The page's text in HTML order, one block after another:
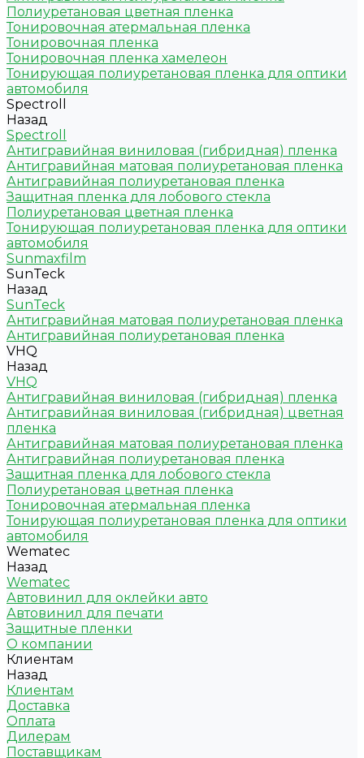
Полиуретановая цветная пленка
Тонировочная атермальная пленка
Тонировочная пленка
Тонировочная пленка хамелеон
Тонирующая полиуретановая пленка для оптики
автомобиля
Spectroll
Назад
Spectroll
Антигравийная виниловая (гибридная) пленка
Антигравийная матовая полиуретановая пленка
Антигравийная полиуретановая пленка
Защитная пленка для лобового стекла
Полиуретановая цветная пленка
Тонирующая полиуретановая пленка для оптики
автомобиля
Sunmaxfilm
SunTeck
Назад
SunTeck
Антигравийная матовая полиуретановая пленка
Антигравийная полиуретановая пленка
VHQ
Назад
VHQ
Антигравийная виниловая (гибридная) пленка
Антигравийная виниловая (гибридная) цветная
пленка
Антигравийная матовая полиуретановая пленка
Антигравийная полиуретановая пленка
Защитная пленка для лобового стекла
Полиуретановая цветная пленка
Тонировочная атермальная пленка
Тонирующая полиуретановая пленка для оптики
автомобиля
Wematec
Назад
Wematec
Автовинил для оклейки авто
Автовинил для печати
Защитные пленки
О компании
Клиентам
Назад
Клиентам
Доставка
Оплата
Дилерам
Поставщикам